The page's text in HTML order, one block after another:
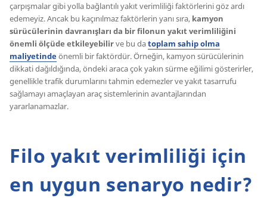
çarpışmalar gibi yolla bağlantılı yakıt verimliliği faktörlerini göz ardı
edemeyiz. Ancak bu kaçınılmaz faktörlerin yanı sıra, kamyon
sürücülerinin davranışları da bir filonun yakıt verimliliğini
önemli ölçüde etkileyebilirve bu datoplam sahip olma
maliyetindeönemli bir faktördür. Örneğin, kamyon sürücülerinin
dikkati dağıldığında, öndeki araca çok yakın sürme eğilimi gösterirler,
genellikle trafik durumlarını tahmin edemezler ve yakıt tasarrufu
sağlamayı amaçlayan araç sistemlerinin avantajlarından
yararlanamazlar.
Filo yakıt verimliliği için
en uygun senaryo nedir?